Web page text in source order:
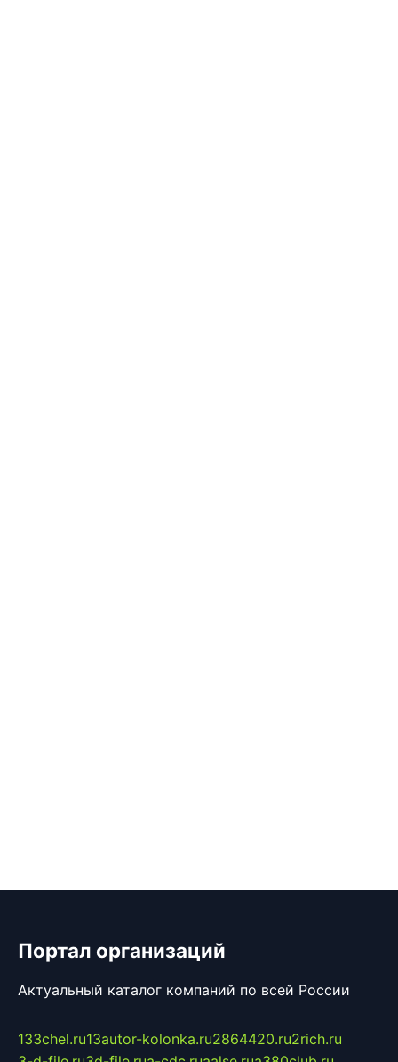
Портал организаций
Актуальный каталог компаний по всей России
133chel.ru13autor-kolonka.ru2864420.ru2rich.ru